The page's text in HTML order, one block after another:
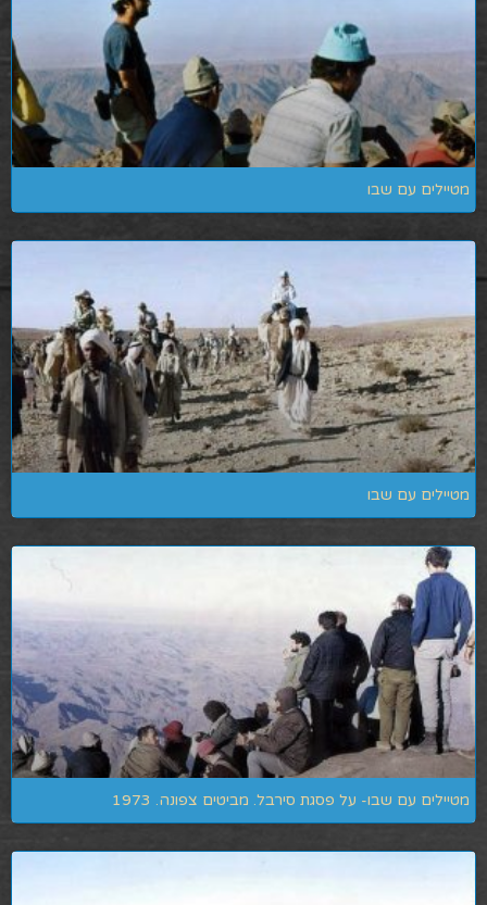
מטיילים עם שבו
מטיילים עם שבו
מטיילים עם שבו- על פסגת סירבל. מביטים צפונה. 1973